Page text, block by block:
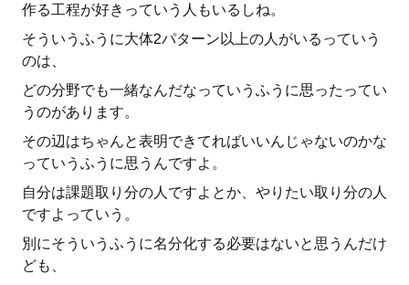
作る工程が好きっていう人もいるしね。
そういうふうに大体2パターン以上の人がいるっていう
のは、
どの分野でも一緒なんだなっていうふうに思ったってい
うのがあります。
その辺はちゃんと表明できてればいいんじゃないのかな
っていうふうに思うんですよ。
自分は課題取り分の人ですよとか、やりたい取り分の人
ですよっていう。
別にそういうふうに名分化する必要はないと思うんだけ
ども、